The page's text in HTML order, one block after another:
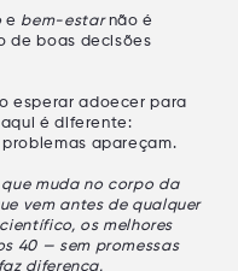
e bem-estarnão é
de boas decisões
esperar adoecer para
é diferente:
problemas apareçam.
muda no corpo da
vem antes de qualquer
os melhores
40 — sem promessas
diferença.